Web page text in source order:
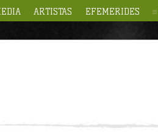
ARTISTAS EFEMERIDES